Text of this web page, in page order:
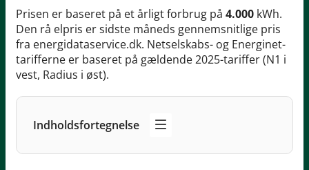
Prisen er baseret på et årligt forbrug på 4.000 kWh.
Den rå elpris er sidste måneds gennemsnitlige pris
fra energidataservice.dk. Netselskabs- og Energinet-
tarifferne er baseret på gældende 2025-tariffer (N1 i
vest, Radius i øst).
Indholdsfortegnelse